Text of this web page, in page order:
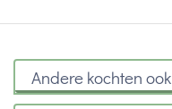
Andere kochten ook